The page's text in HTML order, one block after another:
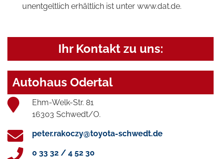
unentgeltlich erhältlich ist unter www.dat.de.
Ihr Kontakt zu uns:
Autohaus Odertal
Ehm-Welk-Str. 81
16303 Schwedt/O.
peter.rakoczy@toyota-schwedt.de
0 33 32 / 4 52 30